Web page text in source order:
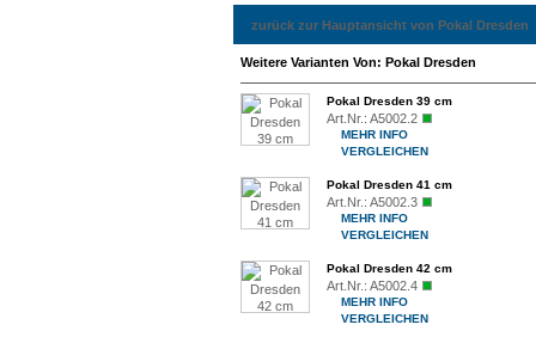
zurück zur Hauptansicht von Pokal Dresden
Weitere Varianten Von: Pokal Dresden
Pokal Dresden 39 cm
Art.Nr.: A5002.2
MEHR INFO
VERGLEICHEN
Pokal Dresden 41 cm
Art.Nr.: A5002.3
MEHR INFO
VERGLEICHEN
Pokal Dresden 42 cm
Art.Nr.: A5002.4
MEHR INFO
VERGLEICHEN